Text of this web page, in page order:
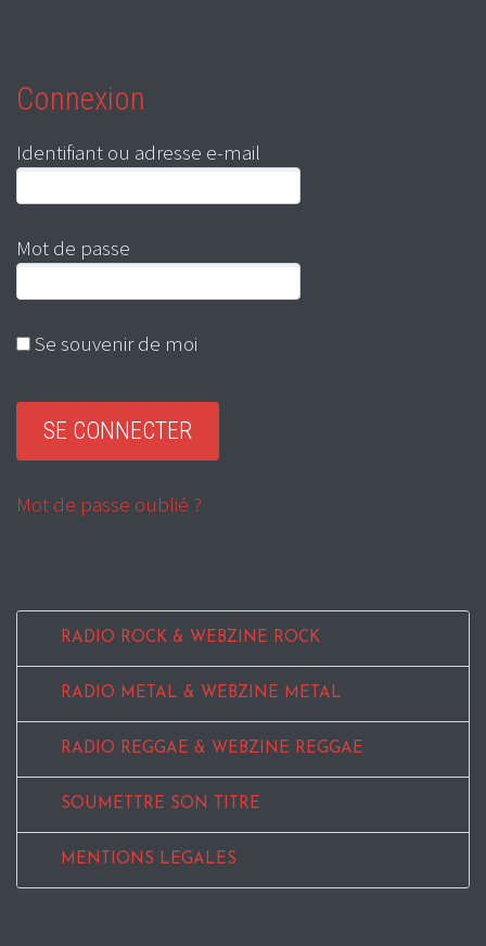
Connexion
Identifiant ou adresse e-mail
Mot de passe
Se souvenir de moi
Mot de passe oublié ?
RADIO ROCK & WEBZINE ROCK
RADIO METAL & WEBZINE METAL
RADIO REGGAE & WEBZINE REGGAE
SOUMETTRE SON TITRE
MENTIONS LEGALES